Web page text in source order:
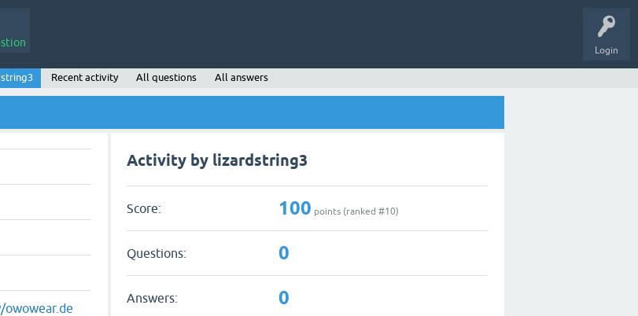
Login
Recent activity All questions All answers
Activity by lizardstring3
Score: 100 points (ranked #10)
Questions: 0
Answers: 0